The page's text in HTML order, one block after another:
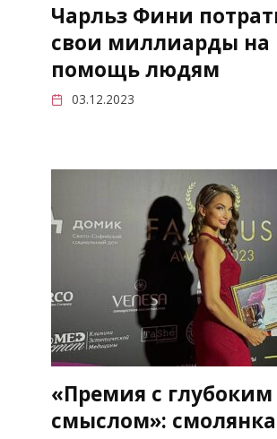
Чарльз Фини
свои миллиарды на
помощь людям
03.12.2023
«Премия с глубоким
смыслом»: смолянка